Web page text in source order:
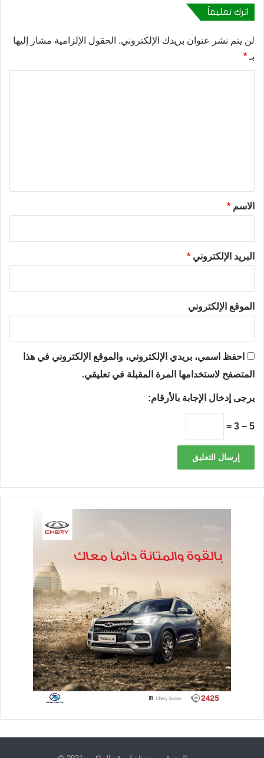
اترك تعليقاً
لن يتم نشر عنوان بريدك الإلكتروني. الحقول الإلزامية مشار إليها
بـ *
*الاسم *
البريد الإلكتروني *
الموقع الإلكتروني
احفظ اسمي، بريدي الإلكتروني، والموقع الإلكتروني في هذا
المتصفح لاستخدامها المرة المقبلة في تعليقي.
يرجى إدخال الإجابة بالأرقام:
5 − 3 =